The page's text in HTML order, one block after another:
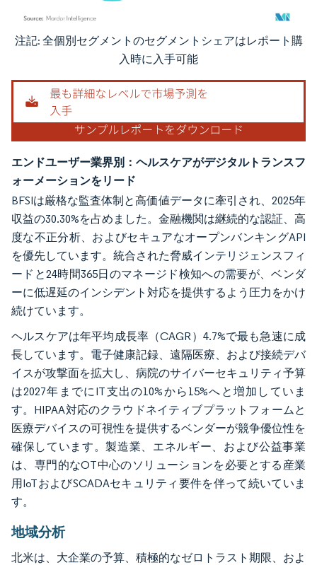
画像 © Mordor Intelligence。再利用にはCC BY 4.0の表示が必要です。
注記: 全個別セグメントのセグメントシェアはレポート購
入時に入手可能
エンドユーザー業界別：ヘルスケアがデジタルトランスフ
ォーメーションをリード
BFSIは厳格な監査体制と高価値データに牽引され、2025年
収益の30.30%を占めました。金融機関は継続的な認証、高
度な不正分析、およびセキュアなオープンバンキングAPI
を優先しています。統合された脅威インテリジェンスフィ
ードと24時間365日のマネージド検知への需要が、ベンダ
ーに低遅延のインシデント対応を提供するよう圧力をかけ
続けています。
ヘルスケアは年平均成長率（CAGR）4.7%で最も急速に成
長しています。電子健康記録、遠隔医療、および接続デバ
イスが攻撃面を拡大し、病院のサイバーセキュリティ予算
は2027年までにIT支出の10%から15%へと増加していま
す。HIPAA対応のクラウドネイティブプラットフォームと
医療デバイスの可視性を提供するベンダーが競争優位性を
確保しています。製造業、エネルギー、および公益事業
は、専門的なOT中心のソリューションを必要とする産業
用IoTおよびSCADAセキュリティ要件を伴って続いていま
す。
地域分析
北米は、大企業の予算、積極的なゼロトラスト期限、およ